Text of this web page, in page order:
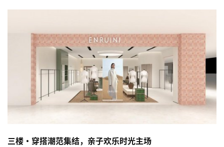
三楼・穿搭潮范集结，亲子欢乐时光主场